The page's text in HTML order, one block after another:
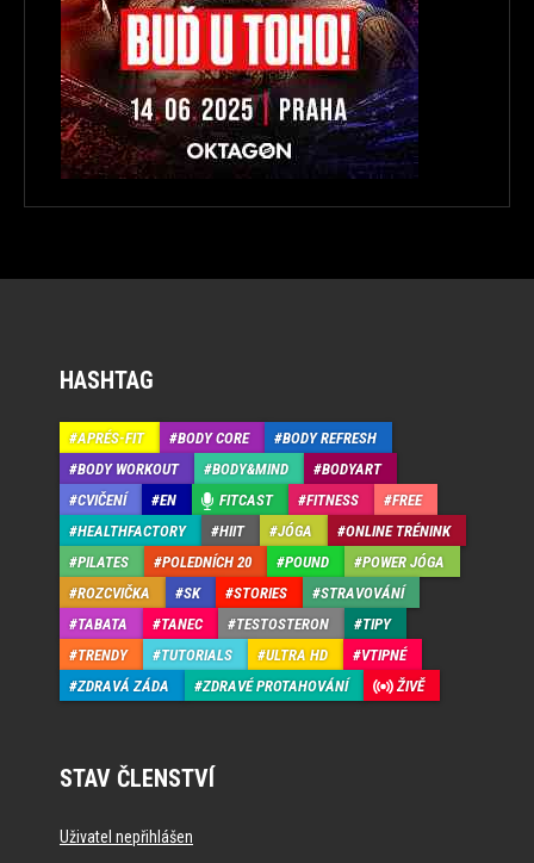
HASHTAG
APRÉS-FIT BODY CORE
BODY REFRESH
BODY WORKOUT
BODY&MIND
BODYART
CVIČENÍ
EN FITCAST FITNESS
FREE
HEALTHFACTORY
HIIT JÓGA
ONLINE TRÉNINK
PILATES
POLEDNÍCH 20 POUND
POWER JÓGA
ROZCVIČKA
SK STORIES
STRAVOVÁNÍ
TABATA
TANEC TESTOSTERON
TIPY
TRENDY
TUTORIALS ULTRA HD
VTIPNÉ
ZDRAVÁ ZÁDA
ZDRAVÉ PROTAHOVÁNÍ ŽIVĚ
STAV ČLENSTVÍ
Uživatel nepřihlášen